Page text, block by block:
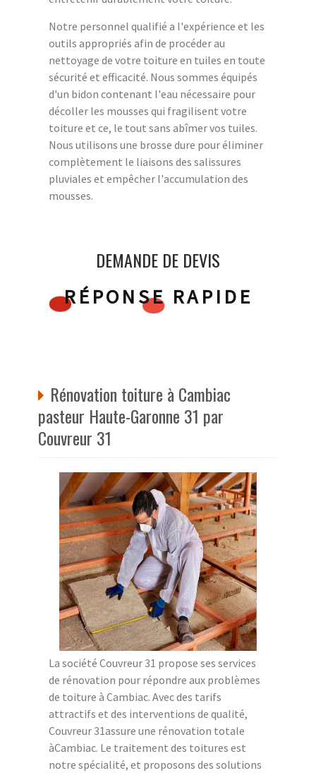
Notre personnel qualifié a l'expérience et les
outils appropriés afin de procéder au
nettoyage de votre toiture en tuiles en toute
sécurité et efficacité. Nous sommes équipés
d'un bidon contenant l'eau nécessaire pour
décoller les mousses qui fragilisent votre
toiture et ce, le tout sans abîmer vos tuiles.
Nous utilisons une brosse dure pour éliminer
complètement le liaisons des salissures
pluviales et empêcher l'accumulation des
mousses.
DEMANDE DE DEVIS
RÉPONSE RAPIDE
Rénovation toiture à Cambiac
pasteur Haute-Garonne 31 par
Couvreur 31
La société Couvreur 31 propose ses services
de rénovation pour répondre aux problèmes
de toiture à Cambiac. Avec des tarifs
attractifs et des interventions de qualité,
Couvreur 31assure une rénovation totale
àCambiac. Le traitement des toitures est
notre spécialité, et proposons des solutions